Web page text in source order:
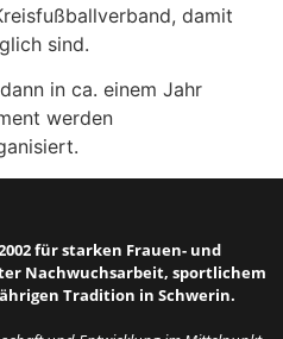
damit
sind.
in ca. einem Jahr
werden
für starken Frauen- und
Nachwuchsarbeit, sportlichem
Tradition in Schwerin.